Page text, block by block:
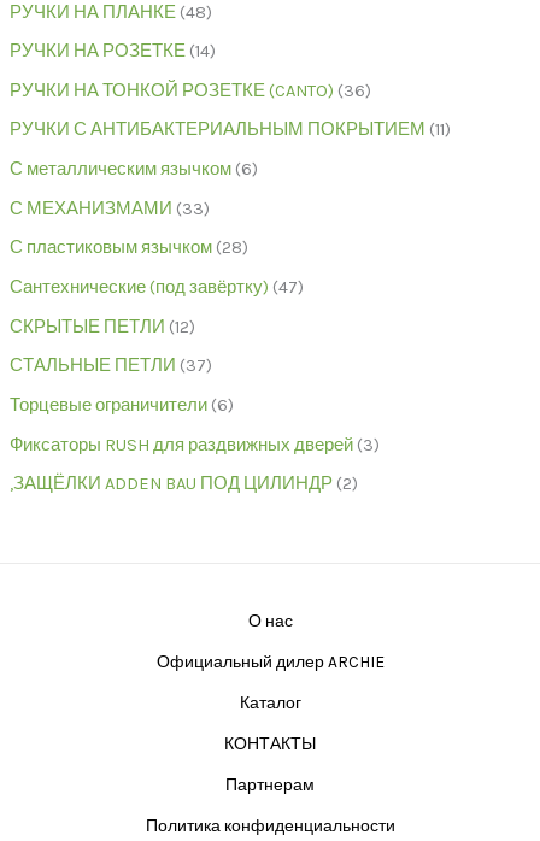
РУЧКИ НА ПЛАНКЕ 48
РУЧКИ НА РОЗЕТКЕ 14
РУЧКИ НА ТОНКОЙ РОЗЕТКЕ (CANTO) 36
РУЧКИ С АНТИБАКТЕРИАЛЬНЫМ ПОКРЫТИЕМ 11
С металлическим язычком 6
С МЕХАНИЗМАМИ 33
С пластиковым язычком 28
Сантехнические (под завёртку) 47
СКРЫТЫЕ ПЕТЛИ 12
СТАЛЬНЫЕ ПЕТЛИ 37
Торцевые ограничители 6
Фиксаторы RUSH для раздвижных дверей 3
,ЗАЩЁЛКИ ADDEN BAU ПОД ЦИЛИНДР 2
О нас
Официальный дилер ARCHIE
Каталог
КОНТАКТЫ
Партнерам
Политика конфиденциальности